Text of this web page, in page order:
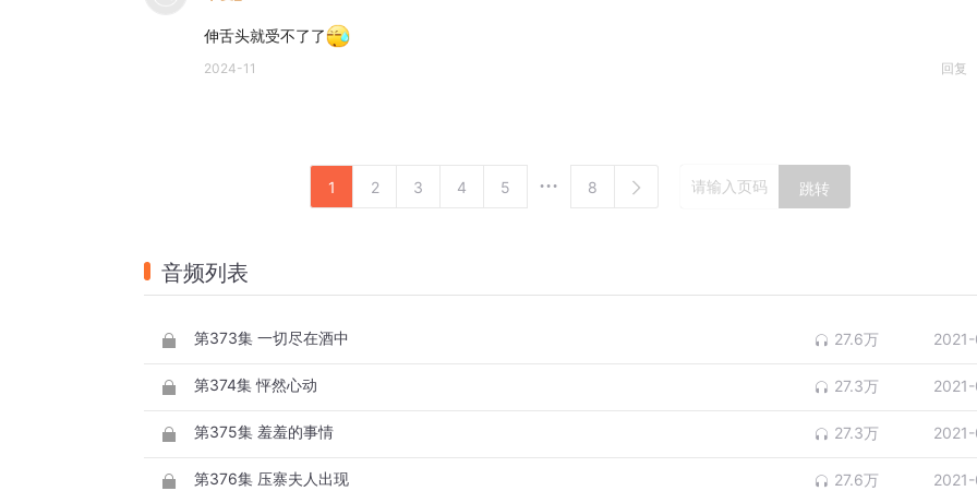
伸舌头就受不了了
2024-11 回复
1 2 3 4 5 8 跳转
音频列表
第373集 一切尽在酒中 27.6万
第374集 怦然心动 27.3万
第375集 羞羞的事情 27.3万
第376集 压寨夫人出现 27.6万